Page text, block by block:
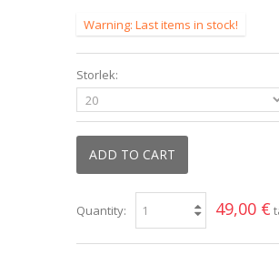
Warning: Last items in stock!
Storlek:
ADD TO CART
Quantity: 49,00 €